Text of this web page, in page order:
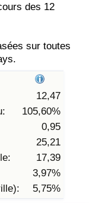
des 12
sur toutes
12,47
105,60%
0,95
25,21
17,39
3,97%
5,75%